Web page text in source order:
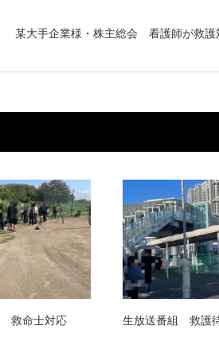
某大手企業様・株主総会 看護師が救護
救命士対応 生放送番組 救護